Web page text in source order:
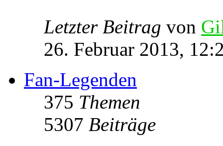
Letzter Beitrag von
26. Februar 2013,
Fan-Legenden
375 Themen
5307 Beiträge